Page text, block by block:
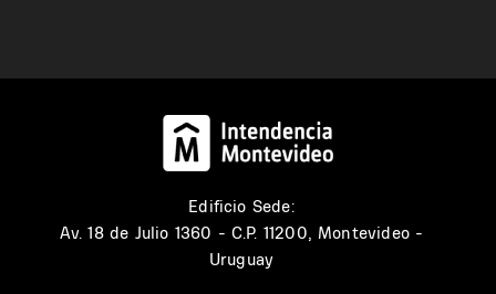
Edificio Sede:
Av. 18 de Julio 1360 - C.P. 11200, Montevideo -
Uruguay